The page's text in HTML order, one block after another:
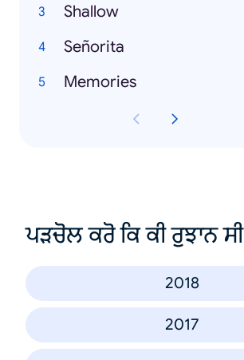
Shallow
Señorita
Memories
ਪੜਚੋਲ ਕਰੋ ਕਿ ਕੀ ਰੁਝਾਨ ਸੀ
2018
2017